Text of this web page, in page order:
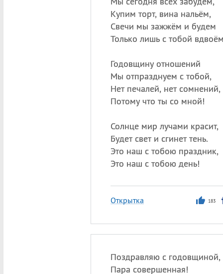
Купим торт, вина нальём,
Свечи мы зажжём и будем
Только лишь с тобой
Годовщину отношений
Мы отпразднуем с тобой,
Нет печалей, нет сомнений,
Потому что ты со мной!
Солнце мир лучами красит,
Будет свет и сгинет тень.
Это наш с тобою праздник,
Это наш с тобою день!
Открытка 183
Поздравляю с годовщиной,
Пара совершенная!